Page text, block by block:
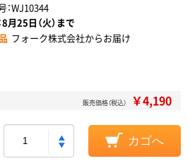
：WJ10344
8月25日（火）まで
フォーク株式会社からお届け
販売価格（税込） ￥4,190
カゴへ